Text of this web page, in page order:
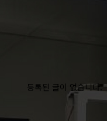
등록된 글이 없습니다.